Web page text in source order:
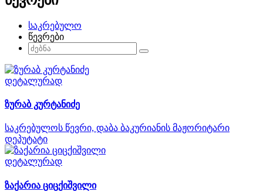
საკრებულო
წევრები
დეტალურად
ზურაბ კურტანიძე
საკრებულოს წევრი, დაბა ბაკურიანის მაჟორიტარი
დეპუტატი
დეტალურად
ზაქარია ციცქიშვილი